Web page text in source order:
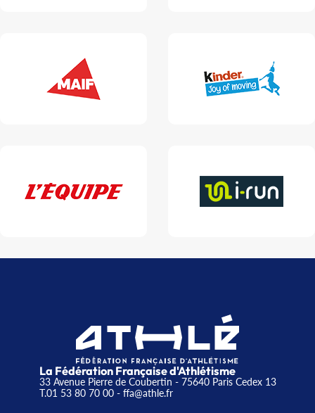
La Fédération Française d'Athlétisme
33 Avenue Pierre de Coubertin - 75640 Paris Cedex 13
T.01 53 80 70 00- ffa@athle.fr